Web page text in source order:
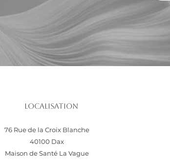
Localisation
76 Rue de la Croix Blanche
40100 Dax
Maison de Santé La Vague